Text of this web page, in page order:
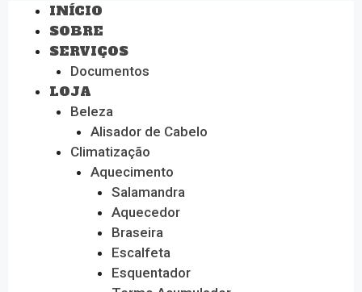
INÍCIO
SOBRE
SERVIÇOS
Documentos
LOJA
Beleza
Alisador de Cabelo
Climatização
Aquecimento
Salamandra
Aquecedor
Braseira
Escalfeta
Esquentador